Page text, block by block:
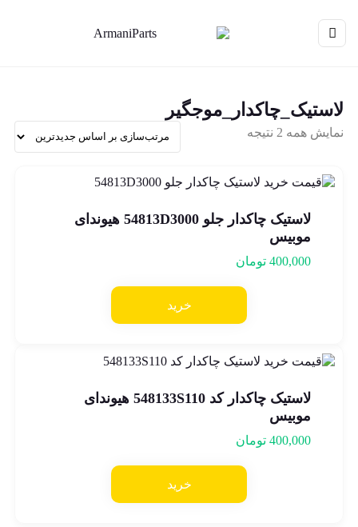
لاستیک_چاکدار_موجگیر
نمایش همه 2 نتیجه
لاستیک چاکدار جلو 54813D3000 هیوندای
موبیس
400,000 تومان
خرید
لاستیک چاکدار کد 548133S110 هیوندای
موبیس
400,000 تومان
خرید